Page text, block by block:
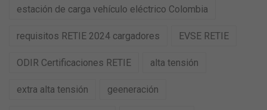
estación de carga vehículo eléctrico Colombia
requisitos RETIE 2024 cargadores EVSE RETIE
ODIR Certificaciones RETIE alta tensión
extra alta tensión geeneración